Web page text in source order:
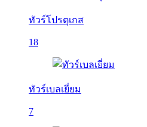
ทัวร์โปรตุเกส
18
ทัวร์เบลเยี่ยม
7